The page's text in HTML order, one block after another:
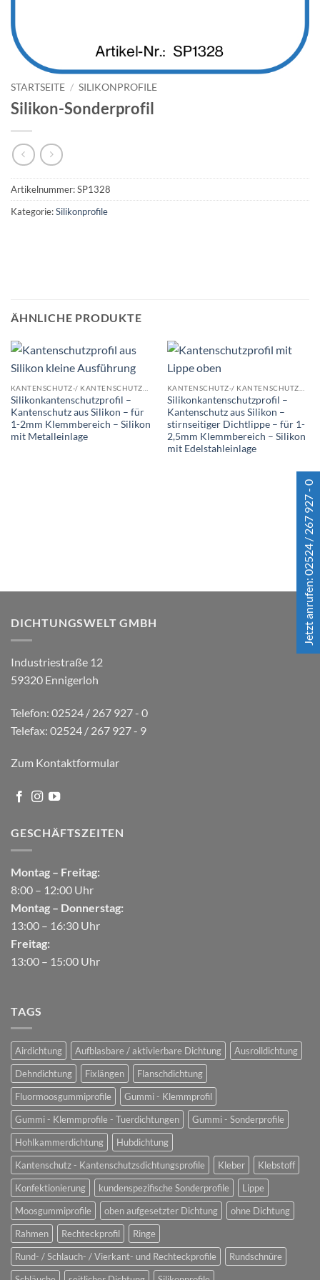
STARTSEITE / SILIKONPROFILE
Silikon-Sonderprofil
Artikelnummer:SP1328
Kategorie:Silikonprofile
ÄHNLICHE PRODUKTE
Silikonkantenschutzprofil –
Kantenschutz aus Silikon – für
1-2mm Klemmbereich – Silikon
mit Metalleinlage
Silikonkantenschutzprofil –
Kantenschutz aus Silikon –
stirnseitiger Dichtlippe – für 1-
2,5mm Klemmbereich – Silikon
mit Edelstahleinlage
DICHTUNGSWELT GMBH
Industriestraße 12
59320 Ennigerloh
Telefon: 02524 / 267 927 - 0
Telefax: 02524 / 267 927 - 9
Zum Kontaktformular
GESCHÄFTSZEITEN
Montag – Freitag:
8:00 – 12:00 Uhr
Montag – Donnerstag:
13:00 – 16:30 Uhr
Freitag:
13:00 – 15:00 Uhr
TAGS
Airdichtung Aufblasbare / aktivierbare Dichtung
Ausrolldichtung
Dehndichtung
Fixlängen
Flanschdichtung
Fluormoosgummiprofile
Gummi - Klemmprofil
Gummi - Klemmprofile - Tuerdichtungen
Gummi - Sonderprofile
Hohlkammerdichtung
Hubdichtung
Kantenschutz - Kantenschutzsdichtungsprofile
Kleber
Klebstoff
Konfektionierung
kundenspezifische Sonderprofile
Lippe
Moosgummiprofile
oben aufgesetzter Dichtung
ohne Dichtung
Rahmen
Rechteckprofil
Ringe
Rund- / Schlauch- / Vierkant- und Rechteckprofile
Rundschnüre
Jetzt anrufen: 02524 / 267 927 - 0